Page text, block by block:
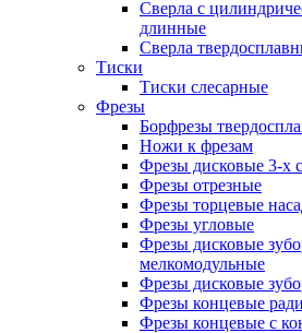
Сверла с
длинные
Сверла
Тиски
Тиски слесарные
Фрезы
Борфрезы
Ножи к фрезам
Фрезы дисковые 3-х
Фрезы отрезные
Фрезы торцевые
Фрезы угловые
Фрезы дисковые
мелкомодульные
Фрезы дисковые
Фрезы концевые
Фрезы концевые с